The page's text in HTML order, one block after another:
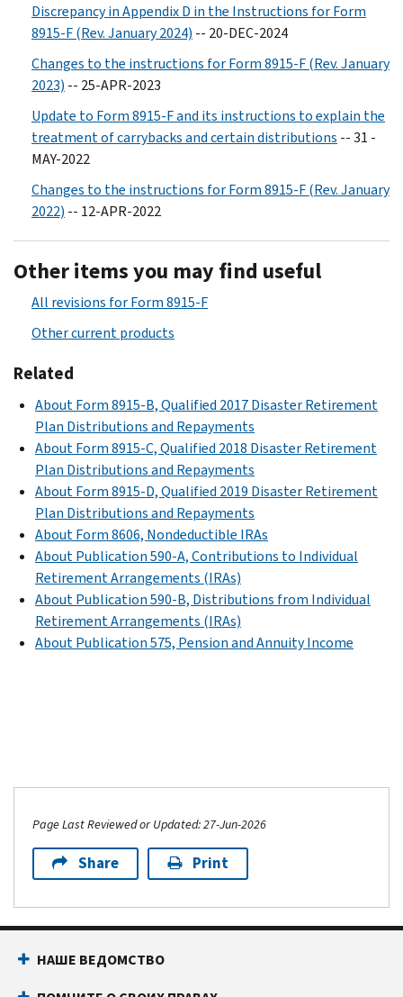
Discrepancy in Appendix D in the Instructions for Form
8915-F (Rev. January 2024) -- 20-DEC-2024
Changes to the instructions for Form 8915-F (Rev. January
2023) -- 25-APR-2023
Update to Form 8915-F and its instructions to explain the
treatment of carrybacks and certain distributions -- 31 -
MAY-2022
Changes to the instructions for Form 8915-F (Rev. January
2022) -- 12-APR-2022
Other items you may find useful
All revisions for Form 8915-F
Other current products
Related
About Form 8915-B, Qualified 2017 Disaster Retirement
Plan Distributions and Repayments
About Form 8915-C, Qualified 2018 Disaster Retirement
Plan Distributions and Repayments
About Form 8915-D, Qualified 2019 Disaster Retirement
Plan Distributions and Repayments
About Form 8606, Nondeductible IRAs
About Publication 590-A, Contributions to Individual
Retirement Arrangements (IRAs)
About Publication 590-B, Distributions from Individual
Retirement Arrangements (IRAs)
About Publication 575, Pension and Annuity Income
Page Last Reviewed or Updated: 27-Jun-2026
Share Print
НАШЕ ВЕДОМСТВО